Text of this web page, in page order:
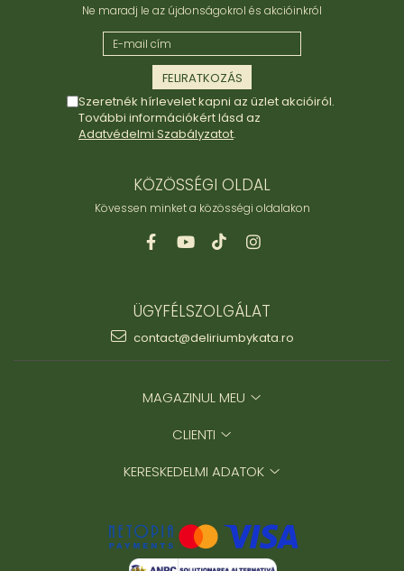
Ne maradj le az újdonságokrol és akcióinkról
Szeretnék hírlevelet kapni az üzlet akcióiról.
További információkért lásd az
Adatvédelmi Szabályzatot.
KÖZÖSSÉGI OLDAL
Kövessen minket a közösségi oldalakon
ÜGYFÉLSZOLGÁLAT
contact@deliriumbykata.ro
MAGAZINUL MEU
CLIENTI
KERESKEDELMI ADATOK